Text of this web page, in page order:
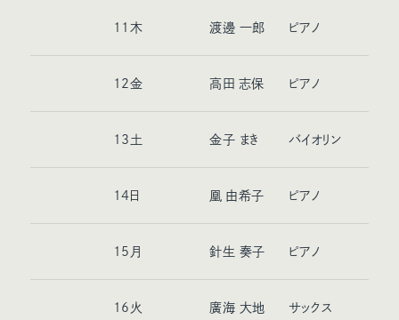
11 木 渡邊 一郎 ピアノ
12金 高田 志保 ピアノ
13 土 金子 まき バイオリン
14 日 凰 由希子 ピアノ
15 月 針生 奏子 ピアノ
16 火 廣海 大地 サックス